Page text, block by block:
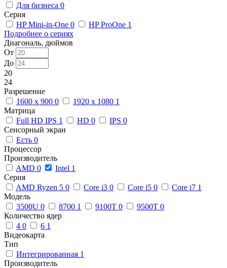
Для бизнеса 0
Серия
HP Mini-in-One 0 HP ProOne 1
Подробнее о сериях
Диагональ, дюймов
От
До
20
24
Разрешение
1600 x 900 0 1920 x 1080 1
Матрица
Full HD IPS 1 HD 0 IPS 0
Сенсорный экран
Есть 0
Процессор
Производитель
AMD 0 Intel 1
Серия
AMD Ryzen 5 0 Core i3 0 Core i5 0 Core i7 1
Модель
3500U 0 8700 1 9100T 0 9500T 0
Количество ядер
4 0 6 1
Видеокарта
Тип
Интегрированная 1
Производитель